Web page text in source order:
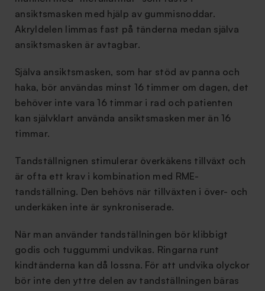
ansiktsmasken med hjälp av gummisnoddar.
Akryldelen limmas fast på tänderna medan själva
ansiktsmasken är avtagbar.
Själva ansiktsmasken, som har stöd av panna och
haka, bör användas minst 16 timmer om dagen, det
behöver inte vara 16 timmar i rad och patienten
kan självklart använda ansiktsmasken mer än 16
timmar.
Tandställnignen stimulerar överkäkens tillväxt och
är ofta ett krav i kombination med RME-
tandställning. Den behövs när tillväxten i över- och
underkäken inte är synkroniserade.
När man använder tandställningen bör klibbigt
godis och tuggummi undvikas. Ringarna runt
kindtänderna kan då lossna. För att undvika olyckor
bör inte den yttre delen av tandställningen bäras